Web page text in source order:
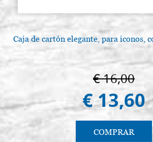
Caja de cartón elegante, para iconos,
€ 16,00
€ 13,60
COMPRAR